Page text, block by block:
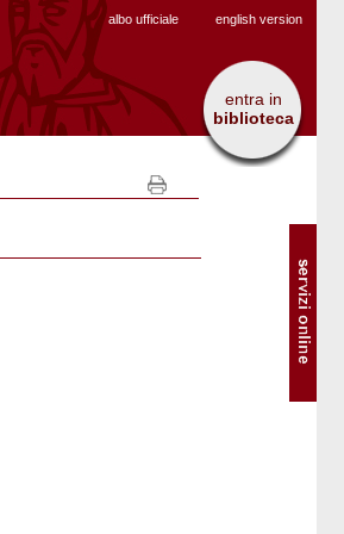
english version
entra in
biblioteca
albo ufficiale
Servizi
online